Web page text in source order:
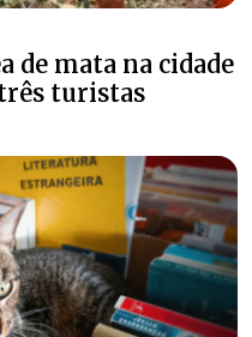
de mata na cidade
turistas